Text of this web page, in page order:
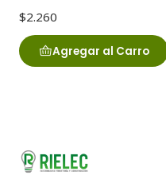
$2.260
Agregar al Carro